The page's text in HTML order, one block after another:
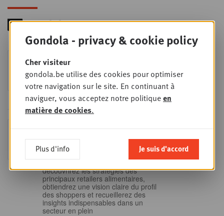
MER
9
SEPT
Foodservice - Joint
business planning
Intro to Negotiation: Succes aan de
onderhandelingstafel is geen toeval!
15
Ne manquez pas cette occasion
unique de comprendre en profondeur
le paysage du retail belge. Dans cette
mise à jour essentielle, vous
découvrirez les stratégies des
principaux retailers alimentaires,
obtiendrez une vision claire du profil
des shoppers et recueillerez des
insights indispensables dans un
secteur en plein
Gondola - privacy & cookie policy
Cher visiteur
gondola.be utilise des cookies pour optimiser
votre navigation sur le site. En continuant à
naviguer, vous acceptez notre politiqueen
matière de cookies.
Plus d'info Je suis d'accord